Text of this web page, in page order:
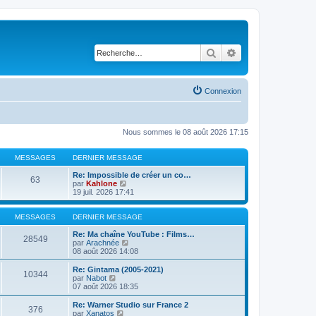
Rechercher
Connexion
Nous sommes le 08 août 2026 17:15
MESSAGES DERNIER MESSAGE
63
Re: Impossible de créer un co…
par Kahlone
o
i
r
l
e
d
e
r
n
i
r
e
s
19 juil. 2026 17:41
MESSAGES DERNIER MESSAGE
28549
Re: Ma chaîne YouTube : Films…
par Arachnée
o
i
r
e
e
r
08 août 2026 14:08
10344
Re: Gintama (2005-2021)
par Nabot
o
i
r
l
07 août 2026 18:35
376
Re: Warner Studio sur France 2
par Xanatos